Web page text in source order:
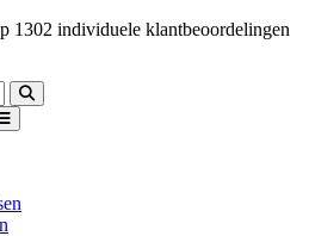
1302 individuele klantbeoordelingen